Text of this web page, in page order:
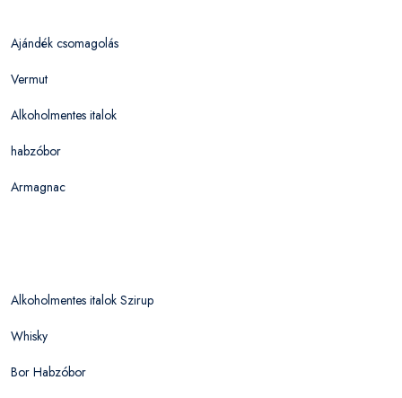
Ajándék csomagolás
Vermut
Alkoholmentes italok
habzóbor
Armagnac
Alkoholmentes italok Szirup
Whisky
Bor Habzóbor